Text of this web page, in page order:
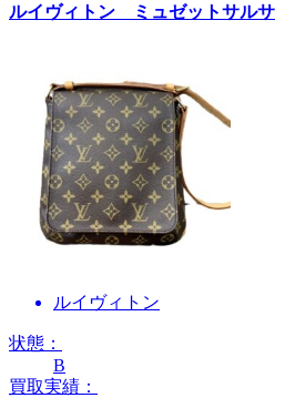
ルイヴィトン ミュゼットサルサ
ルイヴィトン
状態：
B
買取実績：